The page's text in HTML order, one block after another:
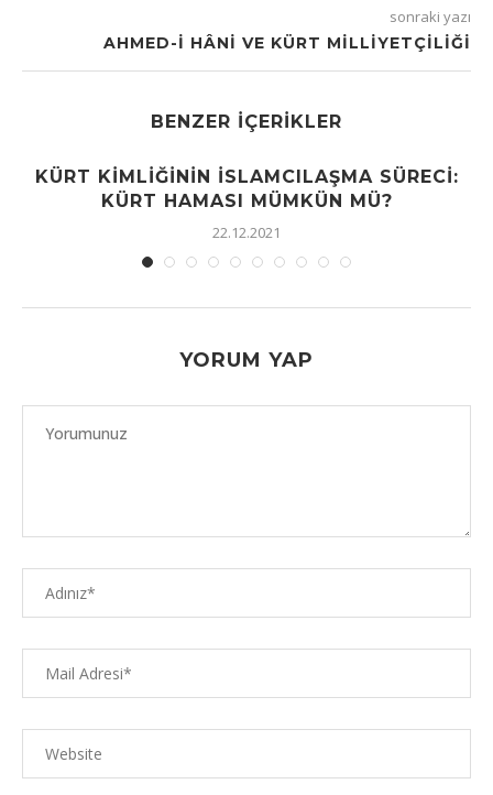
sonraki yazı
AHMED-I HÂNI VE KÜRT MILLIYETÇILIĞI
BENZER İÇERIKLER
KÜRT KIMLIĞININ İSLAMCILAŞMA SÜRECI:
KÜRT HAMASI MÜMKÜN MÜ?
22.12.2021
YORUM YAP